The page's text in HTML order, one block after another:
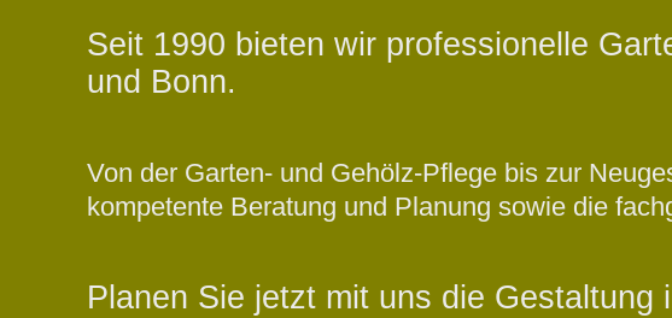
Seit 1990 bieten wir professionelle
und Bonn.
Von der Garten- und Gehölz-Pflege bis zur
kompetente Beratung und Planung sowie die
Planen Sie jetzt mit uns die Gestaltung